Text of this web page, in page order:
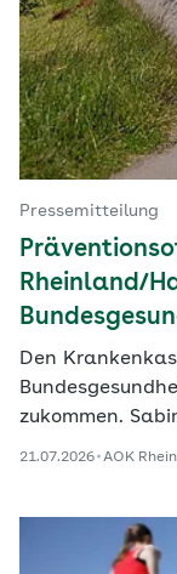
Pressemitteilung
Rheinland/
Den
zukommen.
21.07.2026 AOK